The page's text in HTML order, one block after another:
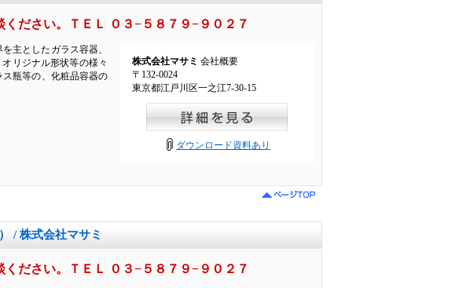
ださい。ＴＥＬ ０３−５８７９−９０２７
主としたガラス容器、
リジナル形状等の様々
瓶等の、化粧品容器の
株式会社マサミ 会社概要
〒132-0024
東京都江戸川区一之江7-30-15
ダウンロード資料あり
/ 株式会社マサミ
ださい。ＴＥＬ ０３−５８７９−９０２７